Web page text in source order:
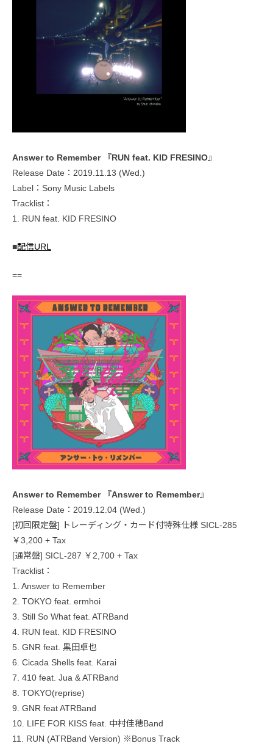
Answer to Remember 『RUN feat. KID FRESINO』
Release Date：2019.11.13 (Wed.)
Label：Sony Music Labels
Tracklist：
1. RUN feat. KID FRESINO
■配信URL
==
Answer to Remember 『Answer to Remember』
Release Date：2019.12.04 (Wed.)
[初回限定盤] トレーディング・カード付特殊仕様 SICL-285
￥3,200 + Tax
[通常盤] SICL-287 ￥2,700 + Tax
Tracklist：
1. Answer to Remember
2. TOKYO feat. ermhoi
3. Still So What feat. ATRBand
4. RUN feat. KID FRESINO
5. GNR feat. 黒田卓也
6. Cicada Shells feat. Karai
7. 410 feat. Jua & ATRBand
8. TOKYO(reprise)
9. GNR feat ATRBand
10. LIFE FOR KISS feat. 中村佳穂Band
11. RUN (ATRBand Version) ※Bonus Track